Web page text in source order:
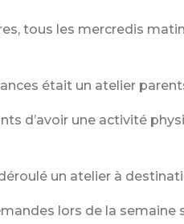
tous les mercredis
était un atelier
d’avoir une activité
un atelier à
lors de la